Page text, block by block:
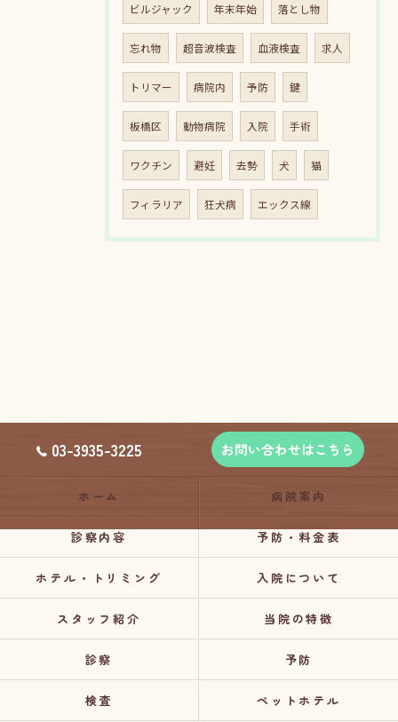
ビルジャック 年末年始 落とし物
忘れ物 超音波検査 血液検査 求人
トリマー 病院内 予防 鍵
板橋区 動物病院 入院 手術
ワクチン 避妊 去勢 犬 猫
フィラリア 狂犬病 エックス線
03-3935-3225 お問い合わせはこちら
ホーム 病院案内
診察内容 予防・料金表
ホテル・トリミング 入院について
スタッフ紹介 当院の特徴
診察 予防
検査 ペットホテル